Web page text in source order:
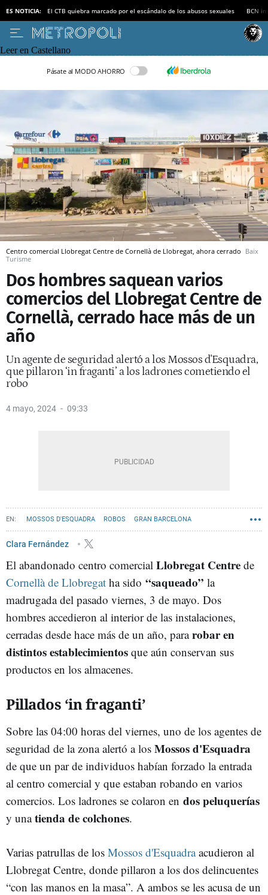
ES NOTICIA: El CTB quiebra marcado por el escándalo de los abusos sexuales BCN
Leer en Castellano
Pásate al MODO AHORRO
Centro comercial Llobregat Centre de Cornellà de Llobregat, ahora cerrado Baix
Turisme
Dos hombres saquean varios
comercios del Llobregat Centre de
Cornellà, cerrado hace más de un
año
Un agente de seguridad alertó a los Mossos d'Esquadra,
que pillaron ‘in fraganti’ a los ladrones cometiendo el
robo
4 mayo, 2024 09:33
MOSSOS D'ESQUADRA ROBOS GRAN BARCELONA
CORNELLÀ DE LLOBREGAT
Clara Fernández
El abandonado centro comercial Llobregat Centre de
Cornellà de Llobregat ha sido “saqueado” la
madrugada del pasado viernes, 3 de mayo. Dos
hombres accedieron al interior de las instalaciones,
cerradas desde hace más de un año, pararobar en
distintos establecimientos que aún conservan sus
productos en los almacenes.
Pillados ‘in fraganti’
Sobre las 04:00 horas del viernes, uno de los agentes de
seguridad de la zona alertó a los Mossos d'Esquadra
de que un par de individuos habían forzado la entrada
al centro comercial y que estaban robando en varios
comercios. Los ladrones se colaron en dos peluquerías
y unatienda de colchones.
Varias patrullas de los Mossos d'Esquadraacudieron al
Llobregat Centre, donde pillaron a los dos delincuentes
“con las manos en la masa”. A ambos se les acusa de un